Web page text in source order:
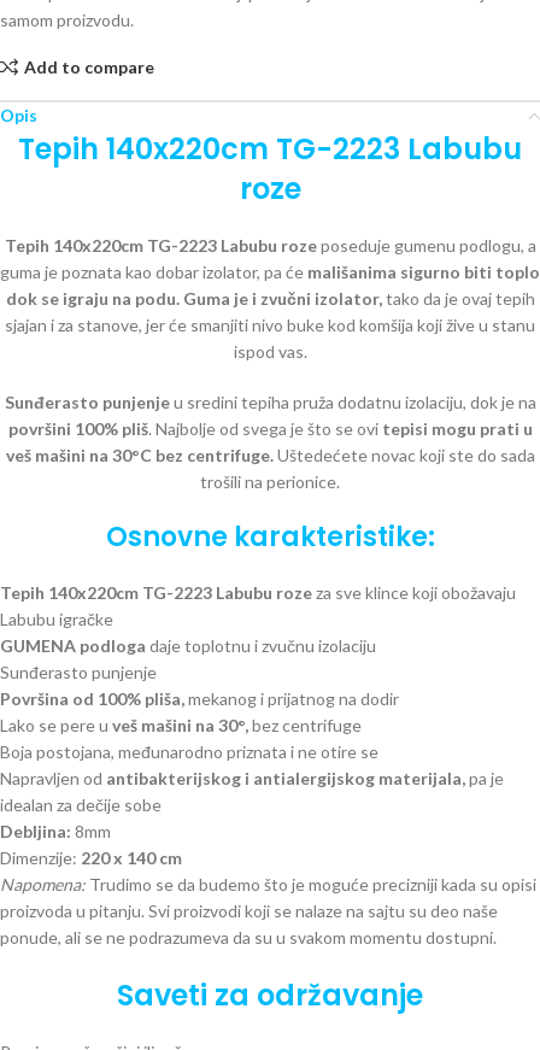
samom proizvodu.
Add to compare
Opis
Tepih 140x220cm TG-2223 Labubu
roze
Tepih 140x220cm TG-2223 Labubu rozeposeduje gumenu podlogu, a
guma je poznata kao dobar izolator, pa će mališanima sigurno biti toplo
dok se igraju na podu. Guma je i zvučni izolator,tako da je ovaj tepih
sjajan i za stanove, jer će smanjiti nivo buke kod komšija koji žive u stanu
ispod vas.
Sunđerasto punjenjeu sredini tepiha pruža dodatnu izolaciju, dok je na
površini 100% pliš. Najbolje od svega je što se ovitepisi mogu prati u
veš mašini na 30°C bez centrifuge.Uštedećete novac koji ste do sada
trošili na perionice.
Osnovne karakteristike:
Tepih 140x220cm TG-2223 Labubu rozeza sve klince koji obožavaju
Labubu igračke
GUMENA podloga daje toplotnu i zvučnu izolaciju
Sunđerasto punjenje
Površina od 100% pliša,mekanog i prijatnog na dodir
Lako se pere u veš mašini na 30°,bez centrifuge
Boja postojana, međunarodno priznata i ne otire se
Napravljen od antibakterijskog i antialergijskog materijala,pa je
idealan za dečije sobe
Debljina: 8mm
Dimenzije: 220 x 140 cm
Napomena: Trudimo se da budemo što je moguće precizniji kada su opisi
proizvoda u pitanju. Svi proizvodi koji se nalaze na sajtu su deo naše
ponude, ali se ne podrazumeva da su u svakom momentu dostupni.
Saveti za održavanje